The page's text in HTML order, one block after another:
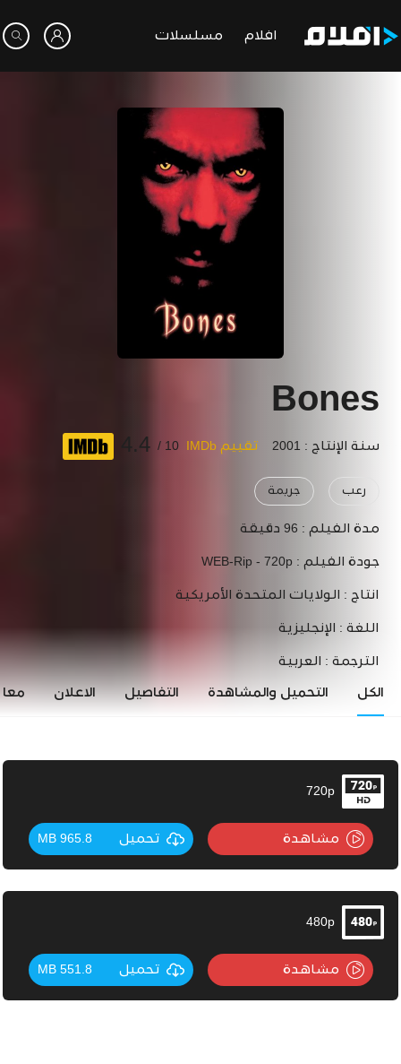
افلام مسلسلات
Bones
سنة الإنتاج : 2001 تقييم IMDb 10 /
4.4
رعب جريمة
مدة الفيلم : 96 دقيقة
جودة الفيلم : WEB-Rip - 720p
انتاج : الولايات المتحدة الأمريكية
اللغة : الإنجليزية
الترجمة : العربية
الكل التحميل والمشاهدة التفاصيل الاعلان
720p
مشاهدة تحميل 965.8 MB
480p
مشاهدة تحميل 551.8 MB